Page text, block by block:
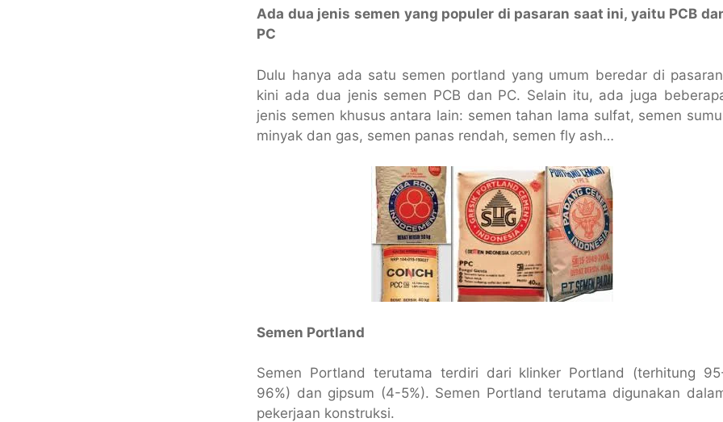
Ada dua jenis semen yang populer di pasaran saat ini, yaitu PCB
PC
Dulu hanya ada satu semen portland yang umum beredar di
kini ada dua jenis semen PCB dan PC. Selain itu, ada juga
jenis semen khusus antara lain: semen tahan lama sulfat, semen
minyak dan gas, semen panas rendah, semen fly ash…
Semen Portland
Semen Portland terutama terdiri dari klinker Portland (terhitung
96%) dan gipsum (4-5%). Semen Portland terutama digunakan
pekerjaan konstruksi.